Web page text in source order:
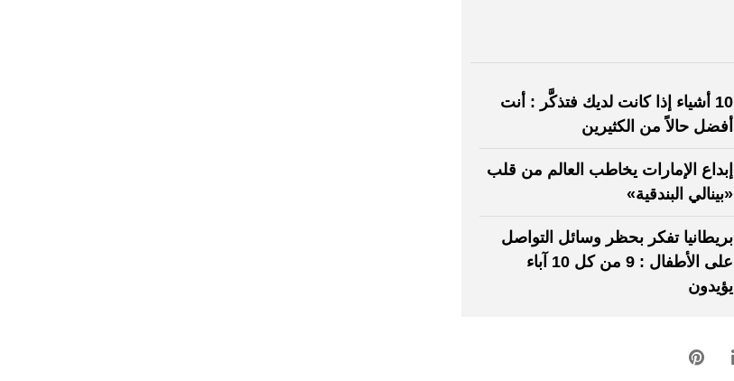
10 أشياء إذا كانت لديك فتذكَّر : أنت
أفضل حالاً من الكثيرين
إبداع الإمارات يخاطب العالم من قلب
«بينالي البندقية»
بريطانيا تفكر بحظر وسائل التواصل
على الأطفال : 9 من كل 10 آباء
يؤيدون